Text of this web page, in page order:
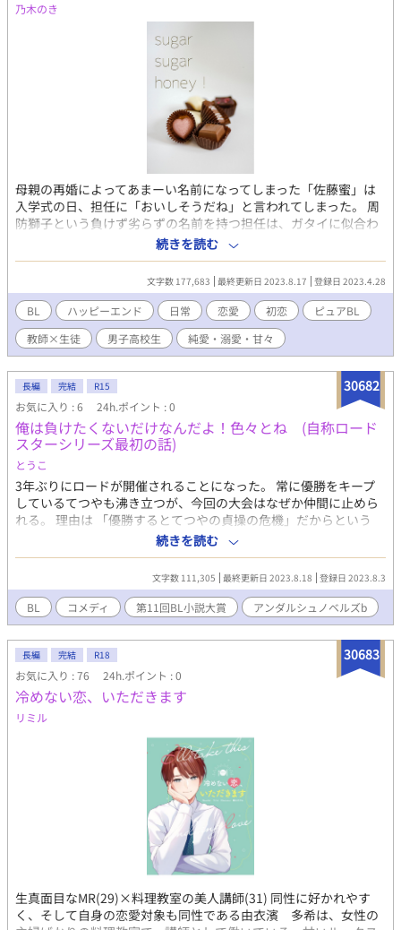
乃木のき
母親の再婚によってあまーい名前になってしまった「佐藤蜜」は
入学式の日、担任に「おいしそうだね」と言われてしまった。 周
防獅子という負けず劣らずの名前を持つ担任は、ガタイに似合わ
ず甘党でおっとりしていて、そばにいると心地がいい。 初恋もま
だな蜜だけど周防と初めての経験を通して恋を知っていく。 （こ
れが恋っていうものなのか？） 人を好きになる苦しさを知った
時、蜜は大人の階段を上り始める。 ピュアな男子高生と先生の
甘々ラブストーリー。 ※エブリスタにて『sugar sugar honey』
のタイトルで掲載されていた作品です。
続きを読む
文字数 177,683 最終更新日 2023.8.17 登録日 2023.4.28
BL ハッピーエンド 日常 恋愛 初恋
ピュアBL
教師×生徒
男子高校生 純愛・溺愛・甘々
30682
長編 完結 R15
お気に入り : 6 24h.ポイント : 0
俺は負けたくないだけなんだよ！色々とね (自称ロード
スターシリーズ最初の話)
とうこ
3年ぶりにロードが開催されることになった。 常に優勝をキープ
しているてつやも沸き立つが、今回の大会はなぜか仲間に止めら
れる。 理由は 「優勝するとてつやの貞操の危機」だからという
反対を押し切ってエントリーすると言い張ったが、てつやの運命
やいかに！ ロードムービーっぽく仕上げたい一作
続きを読む
文字数 111,305 最終更新日 2023.8.18 登録日 2023.8.3
BL コメディ 第11回BL小説大賞 アンダルシュノベルズb
30683
長編 完結 R18
お気に入り : 76 24h.ポイント : 0
冷めない恋、いただきます
リミル
生真面目なMR(29)×料理教室の美人講師(31) 同性に好かれやす
く、そして自身の恋愛対象も同性である由衣濱 多希は、女性の